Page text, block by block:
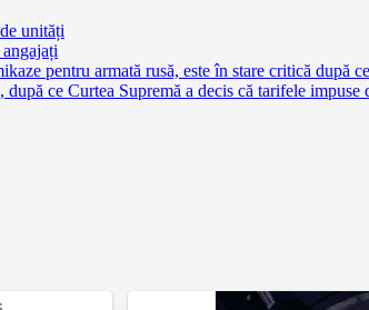
unități
pentru armată rusă, este în stare critică după
ce Curtea Supremă a decis că tarifele impuse